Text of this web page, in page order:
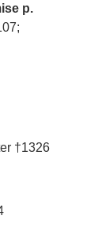
p.
†1326